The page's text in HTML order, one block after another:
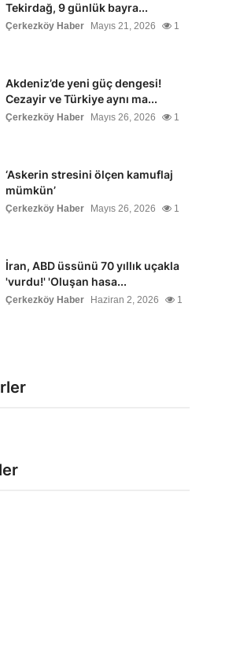
Tekirdağ, 9 günlük bayra...
Çerkezköy Haber Mayıs 21, 2026 1
Akdeniz’de yeni güç dengesi!
Cezayir ve Türkiye aynı ma...
Çerkezköy Haber Mayıs 26, 2026 1
‘Askerin stresini ölçen kamuflaj
mümkün’
Çerkezköy Haber Mayıs 26, 2026 1
İran, ABD üssünü 70 yıllık uçakla
'vurdu!' 'Oluşan hasa...
Çerkezköy Haber Haziran 2, 2026 1